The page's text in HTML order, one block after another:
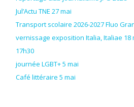
Jul’Actu TNE 27 mai
Transport scolaire 2026-2027 Fluo
vernissage exposition Italia, Italiae 18
17h30
journée LGBT+ 5 mai
Café littéraire 5 mai